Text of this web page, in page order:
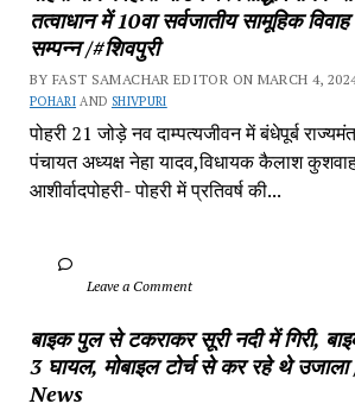
तत्वाधान में 10वा सर्वजातीय सामूहिक
सम्पन्न /#शिवपुरी
BY FAST SAMACHAR EDITOR ON MARCH 4,
POHARI AND SHIVPURI
पोहरी 21 जोड़े नव दाम्पत्यजीवन में बंधेपूर्ब
पंचायत अध्यक्ष नेहा यादव,विधायक कैलाश
आशीर्वादपोहरी- पोहरी में प्रतिवर्ष की...
		Leave a Comment
बाइक पुल से टकराकर सूरी नदी में गिरी,
3 घायल, मोबाइल टोर्च से कर रहे थे
News